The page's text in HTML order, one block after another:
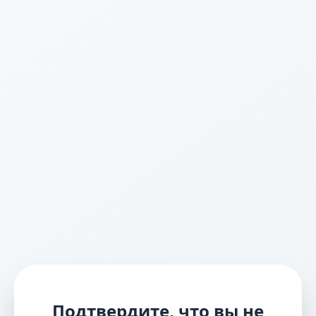
Подтвердите, что вы не